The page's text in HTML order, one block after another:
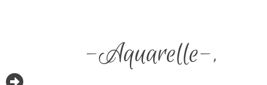
-Aquarelle-,